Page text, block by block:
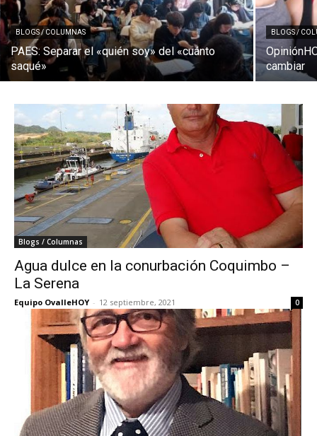
BLOGS / COLUMNAS
PAES: Separar el «quién soy» del «cuánto
saqué»
BLOGS /
cambiar
Blogs / Columnas
Agua dulce en la conurbación Coquimbo –
La Serena
Equipo OvalleHOY - 12 septiembre, 2021 0